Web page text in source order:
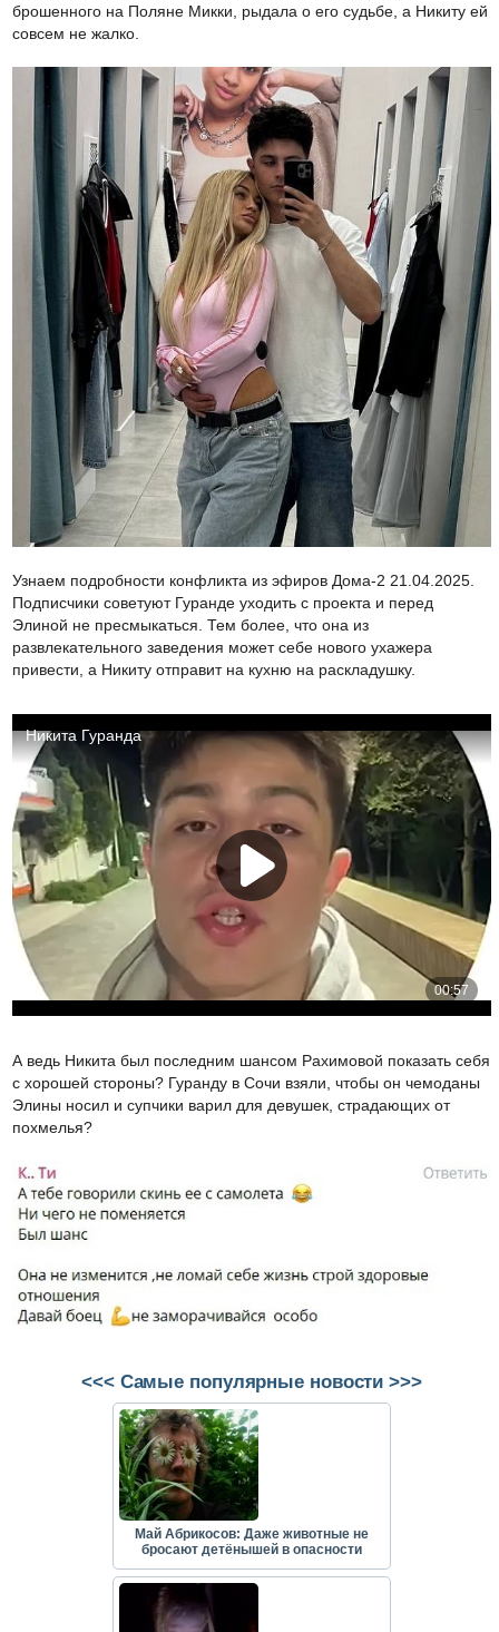
брошенного на Поляне Микки, рыдала о его судьбе, а Никиту ей
совсем не жалко.
Узнаем подробности конфликта из эфиров Дома-2 21.04.2025.
Подписчики советуют Гуранде уходить с проекта и перед
Элиной не пресмыкаться. Тем более, что она из
развлекательного заведения может себе нового ухажера
привести, а Никиту отправит на кухню на раскладушку.
А ведь Никита был последним шансом Рахимовой показать себя
с хорошей стороны? Гуранду в Сочи взяли, чтобы он чемоданы
Элины носил и супчики варил для девушек, страдающих от
похмелья?
<<< Самые популярные новости >>>
Май Абрикосов: Даже животные не
бросают детёнышей в опасности